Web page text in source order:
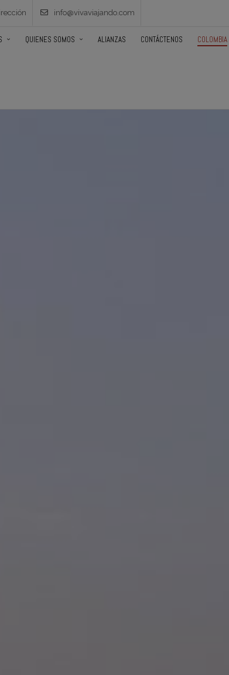
info@vivaviajando.com
QUIENES SOMOS ALIANZAS CONTÁCTENOS COLOMBIA